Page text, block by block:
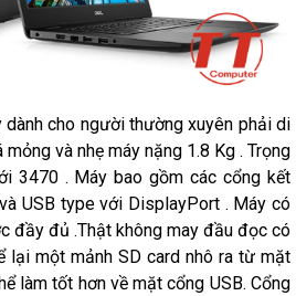
dành cho người thường xuyên phải di
và nhẹ máy nặng 1.8 Kg . Trọng
3470 . Máy bao gồm các cổng kết
USB type với DisplayPort . Máy có
đầy đủ .Thật không may đầu đọc có
lại một mảnh SD card nhô ra từ mặt
làm tốt hơn về mặt cổng USB. Cổng